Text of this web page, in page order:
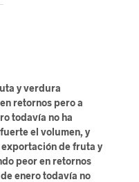
y verdura
retornos pero a
todavía no ha
el volumen, y
exportación de fruta y
peor en retornos
enero todavía no